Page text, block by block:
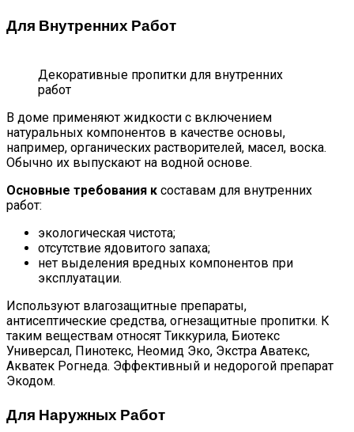
Для Внутренних Работ
Декоративные пропитки для внутренних
работ
В доме применяют жидкости с включением
натуральных компонентов в качестве основы,
например, органических растворителей, масел, воска.
Обычно их выпускают на водной основе.
Основные требования к составам для внутренних
работ:
экологическая чистота;
отсутствие ядовитого запаха;
нет выделения вредных компонентов при
эксплуатации.
Используют влагозащитные препараты,
антисептические средства, огнезащитные пропитки. К
таким веществам относят Тиккурила, Биотекс
Универсал, Пинотекс, Неомид Эко, Экстра Аватекс,
Акватек Рогнеда. Эффективный и недорогой препарат
Экодом.
Для Наружных Работ